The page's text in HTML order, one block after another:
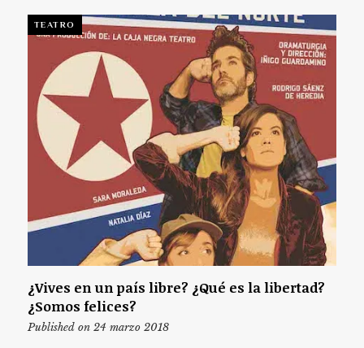
TEATRO
¿Vives en un país libre? ¿Qué es la libertad?
¿Somos felices?
Published on 24 marzo 2018